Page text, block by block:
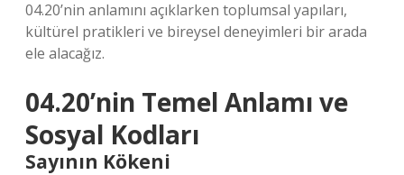
04.20’nin anlamını açıklarken toplumsal yapıları,
kültürel pratikleri ve bireysel deneyimleri bir arada
ele alacağız.
04.20’nin Temel Anlamı ve
Sosyal Kodları
Sayının Kökeni